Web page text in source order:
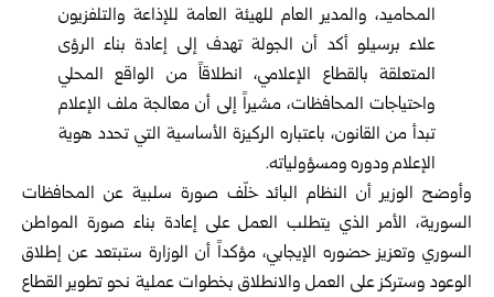
المحاميد، والمدير العام للهيئة العامة للإذاعة والتلفزيون
علاء برسيلو أكد أن الجولة تهدف إلى إعادة بناء الرؤى
المتعلقة بالقطاع الإعلامي، انطلاقاً من الواقع المحلي
واحتياجات المحافظات، مشيراً إلى أن معالجة ملف الإعلام
تبدأ من القانون، باعتباره الركيزة الأساسية التي تحدد هوية
الإعلام ودوره ومسؤولياته.
وأوضح الوزير أن النظام البائد خلّف صورة سلبية عن المحافظات
السورية، الأمر الذي يتطلب العمل على إعادة بناء صورة المواطن
السوري وتعزيز حضوره الإيجابي، مؤكداً أن الوزارة ستبتعد عن إطلاق
الوعود وستركز على العمل والانطلاق بخطوات عملية نحو تطوير القطاع